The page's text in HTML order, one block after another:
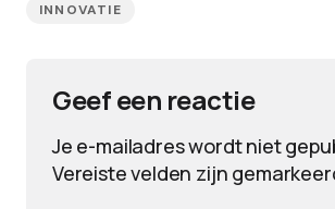
INNOVATIE
Geef een reactie
Je e-mailadres wordt niet
Vereiste velden zijn